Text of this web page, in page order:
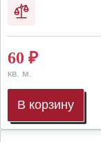
60 ₽
кв. м.
В корзину